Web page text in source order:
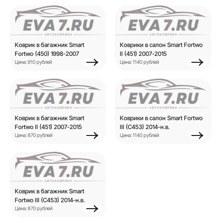
Коврик в багажник Smart
Fortwo (450) 1998-2007
Цена: 910 рублей
Коврики в салон Smart Fortwo
II (451) 2007-2015
Цена: 1140 рублей
Коврик в багажник Smart
Fortwo II (451) 2007-2015
Цена: 870 рублей
Коврики в салон Smart Fortwo
III (C453) 2014-н.в.
Цена: 1140 рублей
Коврик в багажник Smart
Fortwo III (C453) 2014-н.в.
Цена: 870 рублей